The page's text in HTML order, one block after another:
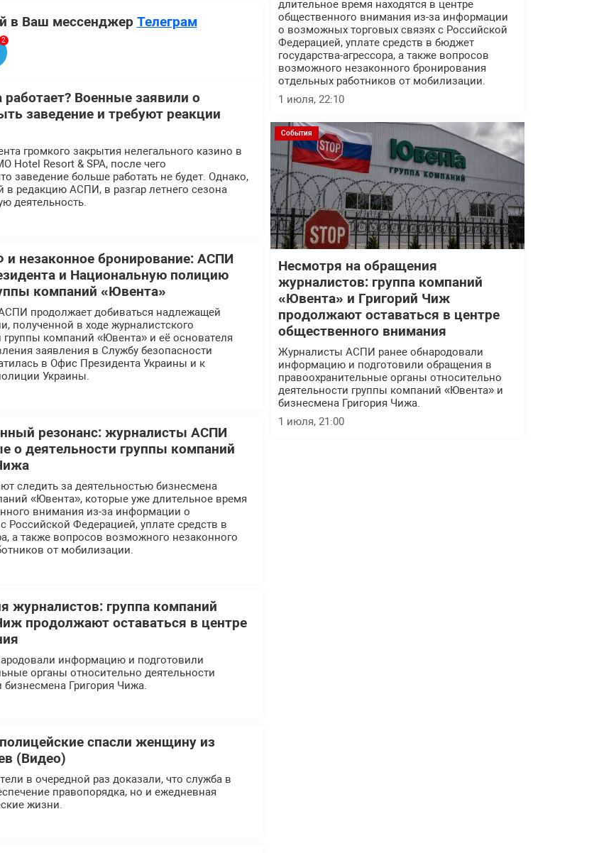
в Ваш мессенджер Телеграм
2
Военные заявили о
заведение и требуют реакции
громкого закрытия нелегального казино в
Hotel Resort & SPA, после чего
заведение больше работать не будет. Однако,
редакцию АСПИ, в разгар летнего сезона
деятельность.
незаконное бронирование: АСПИ
и Национальную полицию
компаний «Ювента»
продолжает добиваться надлежащей
полученной в ходе журналистского
группы компаний «Ювента» и её основателя
заявления в Службу безопасности
в Офис Президента Украины и к
Украины.
резонанс: журналисты АСПИ
о деятельности группы компаний
следить за деятельностью бизнесмена
«Ювента», которые уже длительное время
внимания из-за информации о
Российской Федерацией, уплате средств в
а также вопросов возможного незаконного
от мобилизации.
журналистов: группа компаний
продолжают оставаться в центре
информацию и подготовили
органы относительно деятельности
Григория Чижа.
спасли женщину из
(Видео)
в очередной раз доказали, что служба в
правопорядка, но и ежедневная
жизни.
длительное время находятся в центре
общественного внимания из-за информации
о возможных торговых связях с Российской
Федерацией, уплате средств в бюджет
государства-агрессора, а также вопросов
возможного незаконного бронирования
отдельных работников от мобилизации.
1 июля, 22:10
События
Несмотря на обращения
журналистов: группа компаний
«Ювента» и Григорий Чиж
продолжают оставаться в центре
общественного внимания
Журналисты АСПИ ранее обнародовали
информацию и подготовили обращения в
правоохранительные органы относительно
деятельности группы компаний «Ювента» и
бизнесмена Григория Чижа.
1 июля, 21:00